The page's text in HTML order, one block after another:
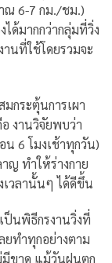
ณ 6-7 กม./ชม.)
ด้มากกว่ากลุ่มที่วิ่ง
นที่ใช้โดยรวมจะ
กระตุ้นการเผา
งานวิจัยพบว่า
น 6 โมงเช้าทุกวัน)
ญ ทำให้ร่างกาย
เวลานั้นๆ ได้ดีขึ้น
ป็นพิธีกรงานวิ่งที่
ยทำทุกอย่างตาม
มีขาด แม้วันฝนตก